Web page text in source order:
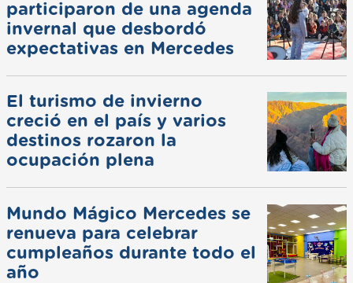
participaron de una agenda
invernal que desbordó
expectativas en Mercedes
El turismo de invierno
creció en el país y varios
destinos rozaron la
ocupación plena
Mundo Mágico Mercedes se
renueva para celebrar
cumpleaños durante todo el
año